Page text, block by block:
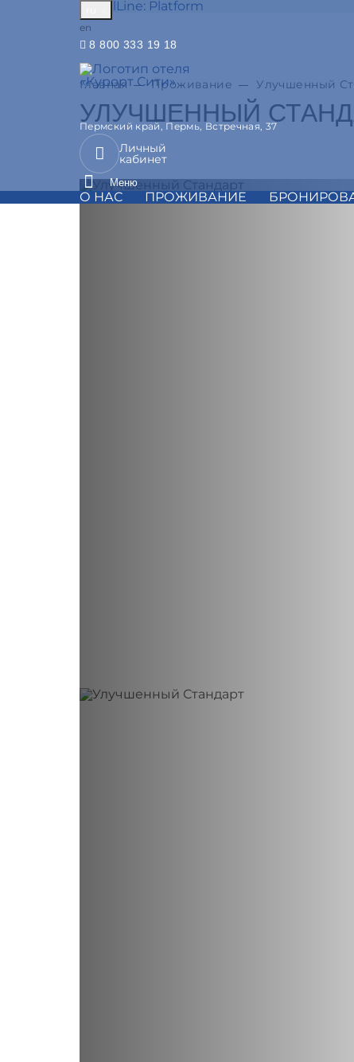
English
en
8 800 333 19 18
Пермский край, Пермь, Встречная, 37
Личный
кабинет
Меню
О НАС ПРОЖИВАНИЕ
TravelLine: Platform
Главная Проживание Улучшенный
УЛУЧШЕННЫЙ
Предыдущий слайд
Следующий слайд